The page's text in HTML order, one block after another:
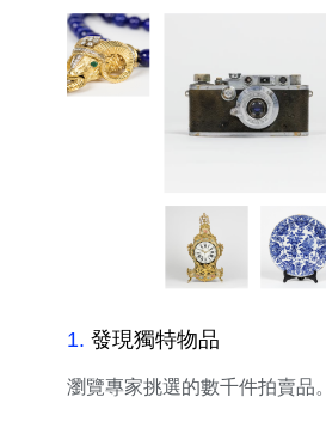
1. 發現獨特物品
瀏覽專家挑選的數千件拍賣品。